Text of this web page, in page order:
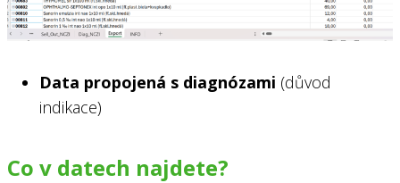
Data propojená s diagnózami (důvod
indikace)
Co v datech najdete?